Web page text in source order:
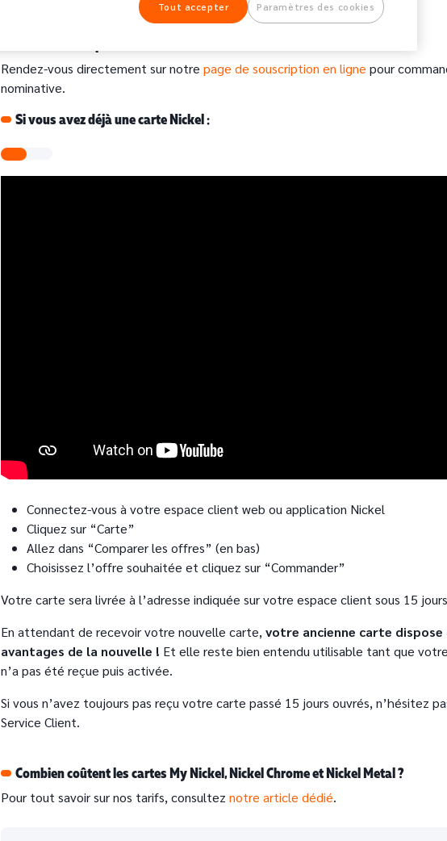
Rendez-vous directement sur notre page de souscription en ligne pour
nominative.
Si vous avez déjà une carte Nickel :
Connectez-vous à votre espace client web ou application Nickel
Cliquez sur “Carte”
Allez dans “Comparer les offres” (en bas)
Choisissez l’offre souhaitée et cliquez sur “Commander”
Votre carte sera livrée à l’adresse indiquée sur votre espace client sous 15
En attendant de recevoir votre nouvelle carte, votre ancienne carte dispose
avantages de la nouvelle ! Et elle reste bien entendu utilisable tant que
n’a pas été reçue puis activée.
Si vous n’avez toujours pas reçu votre carte passé 15 jours ouvrés, n’hésitez
Service Client.
Combien coûtent les cartes My Nickel, Nickel Chrome et Nickel Metal ?
Pour tout savoir sur nos tarifs, consultez notre article dédié.
Paramètres des cookies
Tout accepter